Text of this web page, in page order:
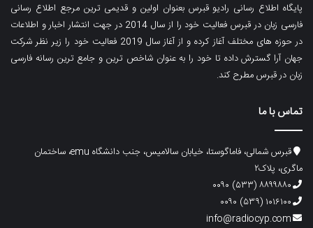
پایگاه اطلاع رسانی رادیو قبرس بعنوان اولین و قدیمی ترین مرجع اطلاع رسانی
فارسی زبان در قبرس فعالیت خود را از سال 2014 در جهت انتشار اخبار و اطلاعات
در حوزه های مختلف آغاز کرده و از آغاز سال 2019 فعالیت خود را زیر نظر شرکت
جهان آرا گسترش داده تا خود را به عنوان شاخص ترین و جامع ترین رسانه فارسی
زبان در قبرس مطرح کند.
تماس با ما
قبرس شمالی، فاماگوستا، خیابان سالامیس، جنب دانشگاه emu، ساختمان
ماگری، پلاک۲
۸۸۹۹۸۸۰ (۵۳۳) ۰۰۹۰
۱۰۱۶۱۰۰ (۵۳۹) ۰۰۹۰
info@radiocyp.com